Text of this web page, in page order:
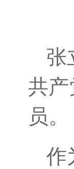
张
共产
员。
作